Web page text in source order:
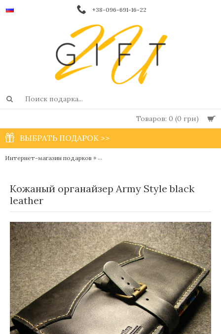
+38-096-691-16-22
Товаров: 0 (0 грн)
ВЫБРАТЬ ПОДАРОК >>
Интернет-магазин подарков » Мужские дизайнерские блокноты и
Кожаный органайзер Army Style black
leather